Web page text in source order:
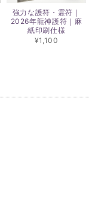
強力な護符・霊符｜
2026年龍神護符｜麻
紙印刷仕様
¥1,100